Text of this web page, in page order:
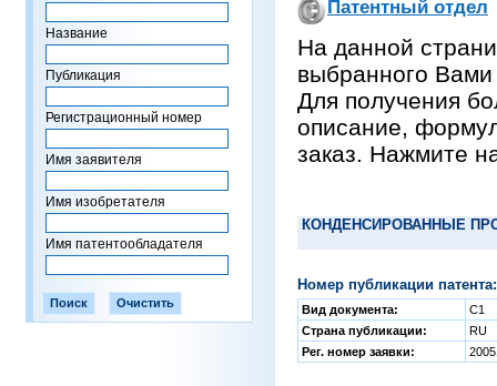
Название
Публикация
Регистрационный номер
Имя заявителя
Имя изобретателя
Имя патентообладателя
Патентный отдел
На данной
выбранного Вами
Для получения
описание,
заказ. Нажмите
КОНДЕНСИРОВАННЫЕ
Номер публикации
Вид документа:
C1
Страна публикации:
RU
Рег. номер заявки: